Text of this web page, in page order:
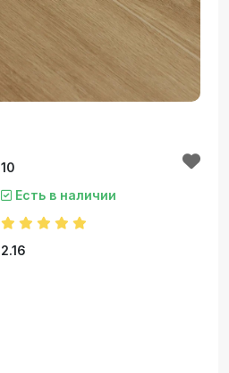
10
Есть в наличии
2.16